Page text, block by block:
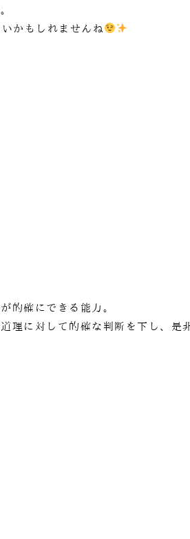
かもしれませんね
的確にできる能力。
に対して的確な判断を下し、是